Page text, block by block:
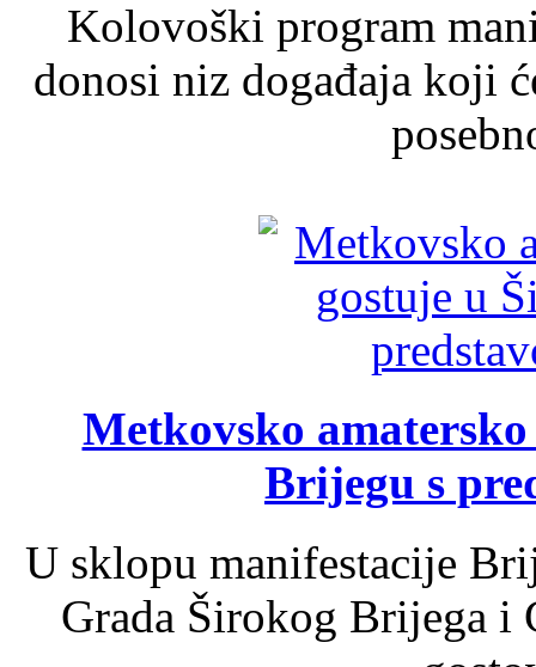
Kolovoški program
donosi niz događaja koji
Metkovsko
Brijegu s
U sklopu manifestacije
Grada Širokog Brijega